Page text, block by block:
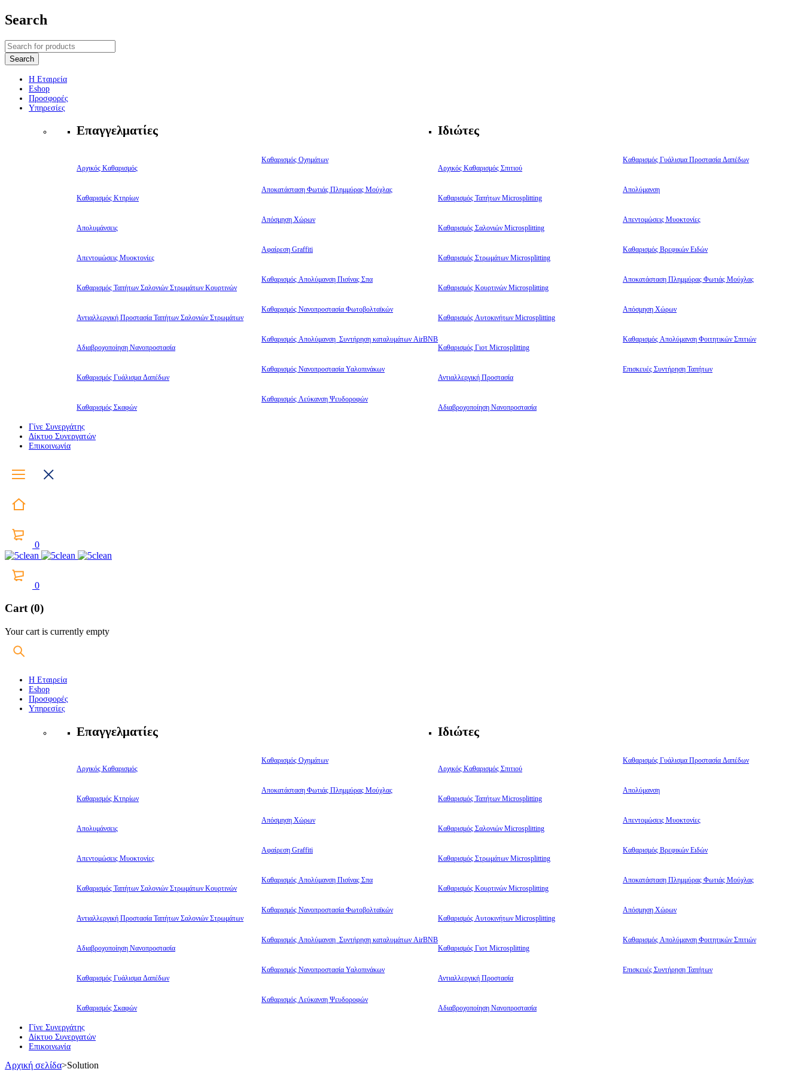
Search
Η Εταιρεία
Eshop
Προσφορές
Υπηρεσίες
Επαγγελματίες
Αρχικός Καθαρισμός
Καθαρισμός Κτηρίων
Απολυμάνσεις
Απεντομώσεις Μυοκτονίες
Καθαρισμός Ταπήτων Σαλονιών Στρωμάτων Κουρτινών
Αντιαλλεργική Προστασία Ταπήτων Σαλονιών Στρωμάτων
Αδιαβροχοποίηση Νανοπροστασία
Καθαρισμός Γυάλισμα Δαπέδων
Καθαρισμός Σκαφών
Καθαρισμός Οχημάτων
Αποκατάσταση Φωτιάς Πλημμύρας Μούχλας
Απόσμηση Χώρων
Αφαίρεση Graffiti
Καθαρισμός Απολύμανση Πισίνας Σπα
Καθαρισμός Νανοπροστασία Φωτοβολταϊκών
Καθαρισμός Απολύμανση Συντήρηση καταλυμάτων AirBNB
Καθαρισμός Νανοπροστασία Υαλοπινάκων
Καθαρισμός Λεύκανση Ψευδοροφών
Ιδιώτες
Αρχικός Καθαρισμός Σπιτιού
Καθαρισμός Ταπήτων Microsplitting
Καθαρισμός Σαλονιών Microsplitting
Καθαρισμός Στρωμάτων Microsplitting
Καθαρισμός Κουρτινών Microsplitting
Καθαρισμός Αυτοκινήτων Microsplitting
Καθαρισμός Γιοτ Microsplitting
Αντιαλλεργική Προστασία
Αδιαβροχοποίηση Νανοπροστασία
Καθαρισμός Γυάλισμα Προστασία Δαπέδων
Απολύμανση
Απεντομώσεις Μυοκτονίες
Καθαρισμός Βρεφικών Ειδών
Αποκατάσταση Πλημμύρας Φωτιάς Μούχλας
Απόσμηση Χώρων
Καθαρισμός Απολύμανση Φοιτητικών Σπιτιών
Επισκευές Συντήρηση Ταπήτων
Γίνε Συνεργάτης
Δίκτυο Συνεργατών
Επικοινωνία
0
0
Cart (0)
Your cart is currently empty
Η Εταιρεία
Eshop
Προσφορές
Υπηρεσίες
Επαγγελματίες
Αρχικός Καθαρισμός
Καθαρισμός Κτηρίων
Απολυμάνσεις
Απεντομώσεις Μυοκτονίες
Καθαρισμός Ταπήτων Σαλονιών Στρωμάτων Κουρτινών
Αντιαλλεργική Προστασία Ταπήτων Σαλονιών Στρωμάτων
Αδιαβροχοποίηση Νανοπροστασία
Καθαρισμός Γυάλισμα Δαπέδων
Καθαρισμός Σκαφών
Καθαρισμός Οχημάτων
Αποκατάσταση Φωτιάς Πλημμύρας Μούχλας
Απόσμηση Χώρων
Αφαίρεση Graffiti
Καθαρισμός Απολύμανση Πισίνας Σπα
Καθαρισμός Νανοπροστασία Φωτοβολταϊκών
Καθαρισμός Απολύμανση Συντήρηση καταλυμάτων AirBNB
Καθαρισμός Νανοπροστασία Υαλοπινάκων
Καθαρισμός Λεύκανση Ψευδοροφών
Ιδιώτες
Αρχικός Καθαρισμός Σπιτιού
Καθαρισμός Ταπήτων Microsplitting
Καθαρισμός Σαλονιών Microsplitting
Καθαρισμός Στρωμάτων Microsplitting
Καθαρισμός Κουρτινών Microsplitting
Καθαρισμός Αυτοκινήτων Microsplitting
Καθαρισμός Γιοτ Microsplitting
Αντιαλλεργική Προστασία
Αδιαβροχοποίηση Νανοπροστασία
Καθαρισμός Γυάλισμα Προστασία Δαπέδων
Απολύμανση
Απεντομώσεις Μυοκτονίες
Καθαρισμός Βρεφικών Ειδών
Αποκατάσταση Πλημμύρας Φωτιάς Μούχλας
Απόσμηση Χώρων
Καθαρισμός Απολύμανση Φοιτητικών Σπιτιών
Επισκευές Συντήρηση Ταπήτων
Γίνε Συνεργάτης
Δίκτυο Συνεργατών
Επικοινωνία
Αρχική σελίδα>Solution